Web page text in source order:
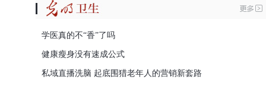
学医真的不“香”了吗
健康瘦身没有速成公式
私域直播洗脑 起底围猎老年人的营销新套路